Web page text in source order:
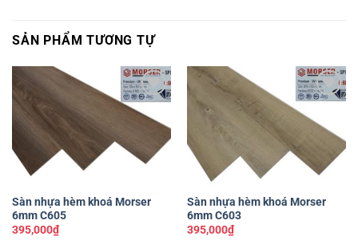
SẢN PHẨM TƯƠNG TỰ
thích
Sàn nhựa hèm khoá Morser
6mm C605
395,000₫
Sàn nhựa hèm khoá Morser
6mm C603
395,000₫